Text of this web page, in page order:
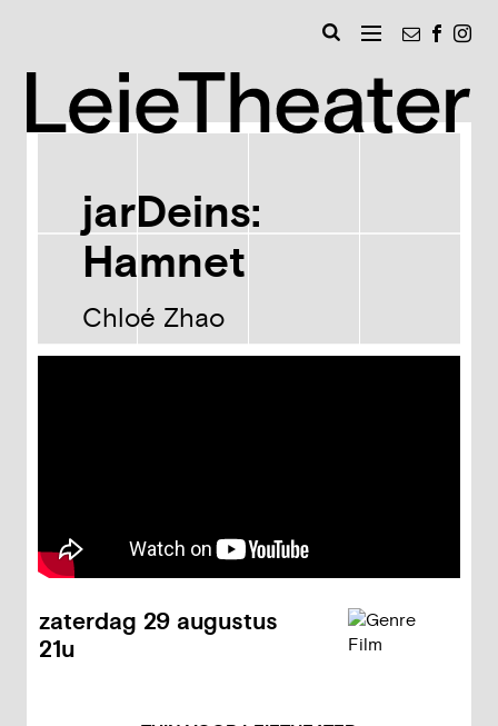
MENU
jarDeins:
Hamnet
Chloé Zhao
zaterdag 29 augustus
21u